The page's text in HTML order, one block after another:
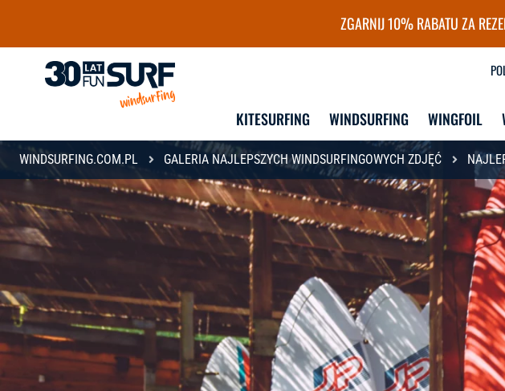
ZGARNIJ 10% RABATU ZA
KITESURFING WINDSURFING
DLA DZIECI
KURSY GRUPOWE
LEKCJE INDYWIDUALNE
DLA MŁODZIEŻY
KURSY GRUPOWE
OBOZY
KURSY INDYWIDUALNE
LEKCJE INDYWIDUALNE
DLA STUDENTÓW
STUDENT CAMP
WINDSURFING
STUDENT CAMP
WINGFOIL +
STUDENT CAMP KITE &
WAKE
KURSY
WINGFOIL
WINDSURFING.COM.PL GALERIA NAJLEPSZYCH WINDSURFINGOWYCH ZDJĘĆ